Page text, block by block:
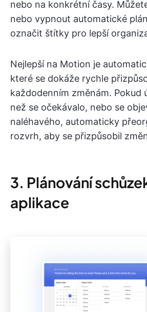
nebo na konkrétní časy.
nebo vypnout automatické
označit štítky pro lepší
Nejlepší na Motion je
které se dokáže rychle
každodenním změnám. Pokud
než se očekávalo, nebo se
naléhavého, automaticky
rozvrh, aby se přizpůsobil
3. Plánování
aplikace